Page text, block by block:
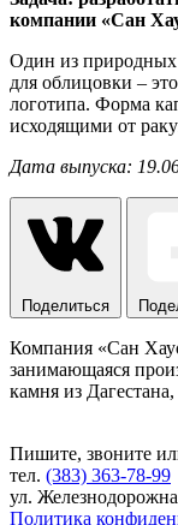
компании «Сан
Один из природных
для облицовки –
логотипа. Форма
исходящими от
Дата выпуска:
Поделиться
Компания «Сан
занимающаяся
камня из
Пишите, звоните
тел. (383) 363-78-99
ул.
Политика